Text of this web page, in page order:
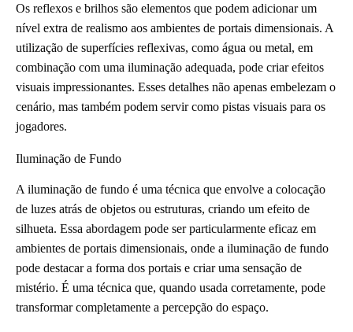
Os reflexos e brilhos são elementos que podem adicionar um
nível extra de realismo aos ambientes de portais dimensionais. A
utilização de superfícies reflexivas, como água ou metal, em
combinação com uma iluminação adequada, pode criar efeitos
visuais impressionantes. Esses detalhes não apenas embelezam o
cenário, mas também podem servir como pistas visuais para os
jogadores.
Iluminação de Fundo
A iluminação de fundo é uma técnica que envolve a colocação
de luzes atrás de objetos ou estruturas, criando um efeito de
silhueta. Essa abordagem pode ser particularmente eficaz em
ambientes de portais dimensionais, onde a iluminação de fundo
pode destacar a forma dos portais e criar uma sensação de
mistério. É uma técnica que, quando usada corretamente, pode
transformar completamente a percepção do espaço.